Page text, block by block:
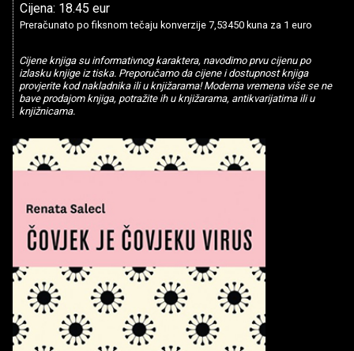
Cijena: 18.45 eur
Preračunato po fiksnom tečaju konverzije 7,53450 kuna za 1 euro
Cijene knjiga su informativnog karaktera, navodimo prvu cijenu po
izlasku knjige iz tiska. Preporučamo da cijene i dostupnost knjiga
provjerite kod nakladnika ili u knjižarama! Moderna vremena više se ne
bave prodajom knjiga, potražite ih u knjižarama, antikvarijatima ili u
knjižnicama.